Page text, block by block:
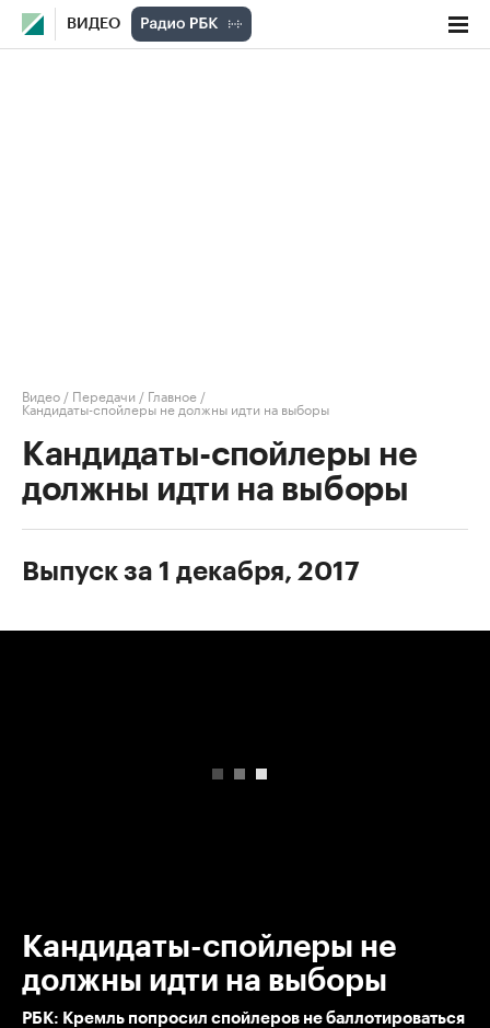
ВИДЕО
Видео / Передачи / Главное /
Кандидаты-спойлеры не должны идти на выборы
Кандидаты-спойлеры не
должны идти на выборы
Выпуск за 1 декабря, 2017
Кандидаты-спойлеры не
должны идти на выборы
РБК: Кремль попросил спойлеров не баллотироваться